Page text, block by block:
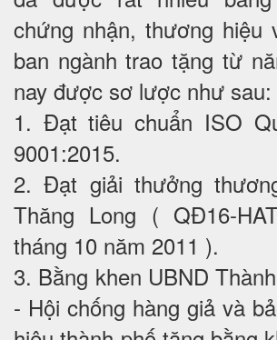
chứng nhận, thương hiệu
ban ngành trao tặng từ
nay được sơ lược như sau:
1. Đạt tiêu chuẩn ISO
9001:2015.
2. Đạt giải thưởng
Thăng Long ( QĐ16-
tháng 10 năm 2011 ).
3. Bằng khen UBND
- Hội chống hàng giả và